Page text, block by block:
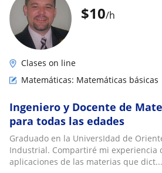
$10/h
Clases on line
Matemáticas: Matemáticas básicas
Ingeniero y Docente de
para todas las edades
Graduado en la UniversIdad de
Industrial. Compartiré mi experiencia
aplicaciones de las materias que dict...